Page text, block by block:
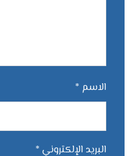
الاسم *
البريد الإلكتروني *